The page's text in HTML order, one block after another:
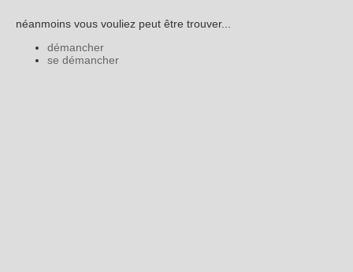
néanmoins vous vouliez peut être trouver...
démancher
se démancher